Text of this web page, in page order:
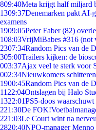
809:40Meta krijgt half miljard
1309:37Denemarken pakt AI-
examens
1909:05Peter Faber (82)
108:03VrijMiBabes #316 (not
2307:34Random Pics van de
305:00Trailers kijken: de
003:37Ajax veel te sterk voor
002:34Nieuwkomers
1900:45Random Pics van de
11 22:04Ontslagen bij Halo
1322:01PS5-doos
221:30De
221:03Le Court wint na
2820:40NPO-manager